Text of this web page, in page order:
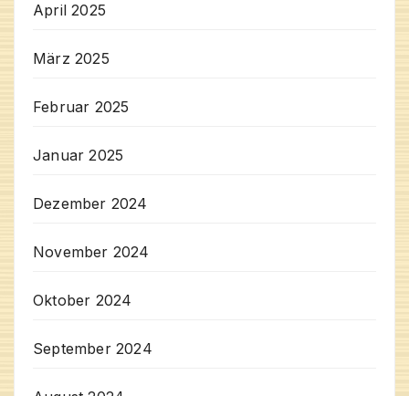
April 2025
März 2025
Februar 2025
Januar 2025
Dezember 2024
November 2024
Oktober 2024
September 2024